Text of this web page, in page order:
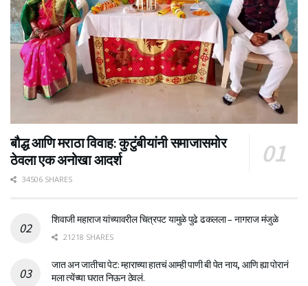
बौद्ध आणि मराठा विवाह: कुटुंबीयांनी समाजासमोर
ठेवला एक अनोखा आदर्श
34506 SHARES
शिवाजी महाराज यांच्यावरील चित्रपट यामुळे पुढे ढकलला – नागराज मंजुळे
21218 SHARES
जात अन जातीचा पेट: म्हाराच्या हातचं आम्ही पाणी बी पेत नाय, आणि ह्या पोरानं
मला त्येंच्या घरात निऊन ठेवलं.